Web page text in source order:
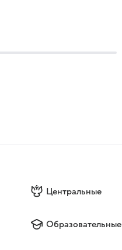
Центральные
Образовательные